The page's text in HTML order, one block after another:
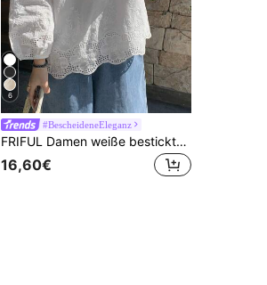
6
#BescheideneEleganz
FRIFUL Damen weiße bestickte Bluse mit Schleife am Kragen und Rüschen-Detail, Frühling/Sommer Langarm-Top, dünne Kleidung
16,60€